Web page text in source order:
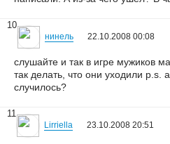
10
нинель 22.10.2008 00:08
слушайте и так в игре мужиков
так делать, что они уходили p.s.
случилось?
11
Lirriella 23.10.2008 20:51